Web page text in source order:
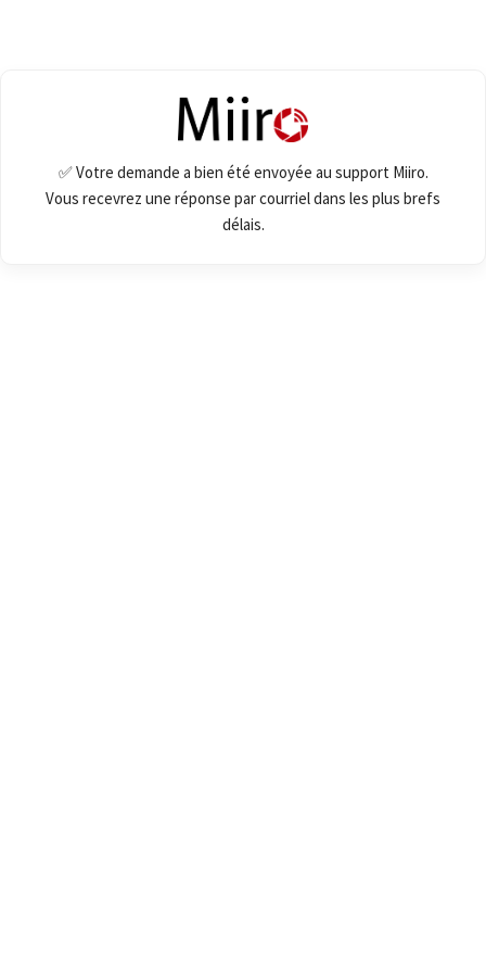
✅ Votre demande a bien été envoyée au support Miiro.
Vous recevrez une réponse par courriel dans les plus brefs
délais.